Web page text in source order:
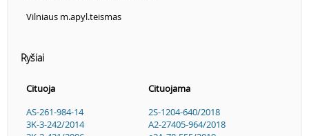
Vilniaus m.apyl.teismas
Ryšiai
Cituoja
Cituojama
AS-261-984-14
3K-3-242/2014
2S-1204-640/2018
A2-27405-964/2018